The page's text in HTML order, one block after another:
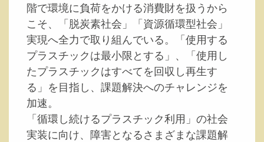
階で環境に負荷をかける消費財を扱うから
こそ、「脱炭素社会」「資源循環型社会」
実現へ全力で取り組んでいる。「使用する
プラスチックは最小限とする」、「使用し
たプラスチックはすべてを回収し再生す
る」を目指し、課題解決へのチャレンジを
加速。
「循環し続けるプラスチック利用」の社会
実装に向け、障害となるさまざまな課題解